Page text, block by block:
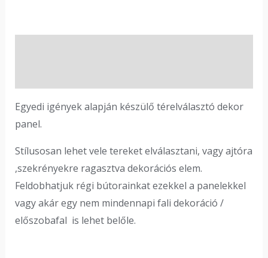
Egyedi igények alapján készülő térelválasztó dekor
panel.
Stílusosan lehet vele tereket elválasztani, vagy ajtóra
,szekrényekre ragasztva dekorációs elem.
Feldobhatjuk régi bútorainkat ezekkel a panelekkel
vagy akár egy nem mindennapi fali dekoráció /
előszobafal is lehet belőle.